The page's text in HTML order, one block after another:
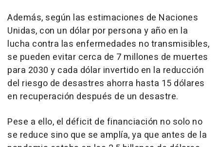
Además, según las estimaciones de Naciones
Unidas, con un dólar por persona y año en la
lucha contra las enfermedades no transmisibles,
se pueden evitar cerca de 7 millones de muertes
para 2030 y cada dólar invertido en la reducción
del riesgo de desastres ahorra hasta 15 dólares
en recuperación después de un desastre.
Pese a ello, el déficit de financiación no solo no
se reduce sino que se amplía, ya que antes de la